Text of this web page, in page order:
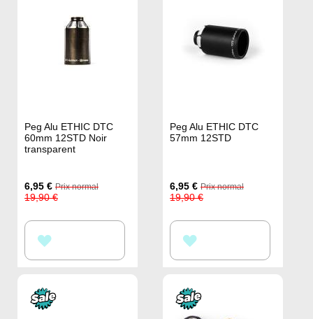
D’ENVIE
Peg Alu ETHIC DTC
60mm 12STD Noir
transparent
Prix
Spécial
6,95 € Prix normal
19,90 €
À
Peg Alu ETHIC DTC
57mm 12STD
Prix
Spécial
6,95 € Prix normal
19,90 €
À